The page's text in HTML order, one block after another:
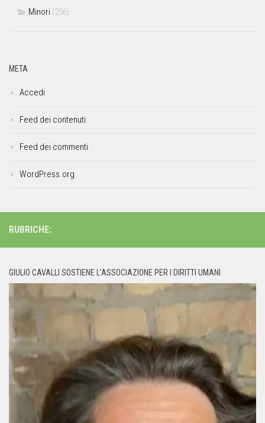
Minori (256)
META
Accedi
Feed dei contenuti
Feed dei commenti
WordPress.org
RUBRICHE:
GIULIO CAVALLI SOSTIENE L’ASSOCIAZIONE PER I DIRITTI UMANI
Player